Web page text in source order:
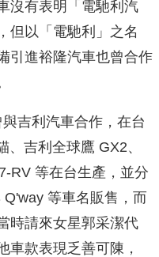
沒有表明「電馳利汽
但以「電馳利」之名
引進裕隆汽車也曾合作
吉利汽車合作，在台
、吉利全球鷹 GX2、
RV 等在台生產，並分
Q'way 等車名販售，而
時請來女星郭采潔代
車款表現乏善可陳，